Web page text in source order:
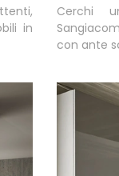
in
Cerchi
con ante